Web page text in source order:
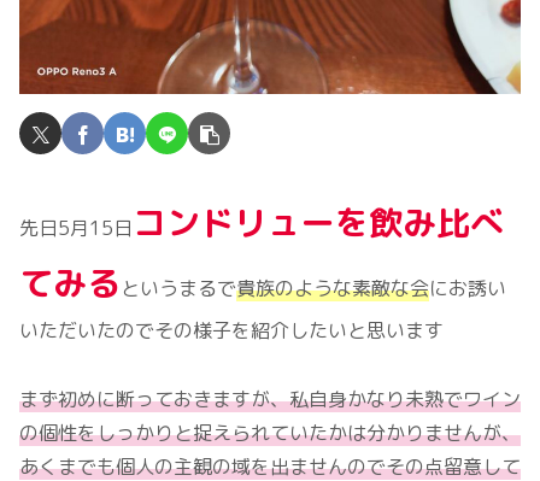
先日5月15日 コンドリューを飲み比べ
てみる というまるで貴族のような素敵な会にお誘い
いただいたのでその様子を紹介したいと思います
まず初めに断っておきますが、私自身かなり未熟でワイン
の個性をしっかりと捉えられていたかは分かりませんが、
あくまでも個人の主観の域を出ませんのでその点留意して